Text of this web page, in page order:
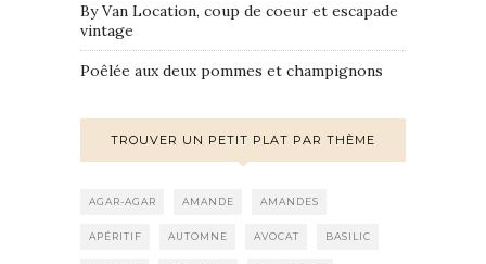
By Van Location, coup de coeur et escapade
vintage
Poêlée aux deux pommes et champignons
TROUVER UN PETIT PLAT PAR THÈME
AGAR-AGAR AMANDE AMANDES
APÉRITIF AUTOMNE AVOCAT BASILIC